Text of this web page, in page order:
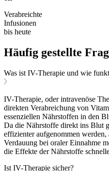
Verabreichte
Infusionen
bis heute
Häufig gestellte
Was ist IV-Therapie und wie
IV-Therapie, oder intravenöse
direkten Verabreichung von
essenziellen Nährstoffen in den
Da die Nährstoffe direkt ins Blut
effizienter aufgenommen
Verdauung bei oraler Einnahme
die Effekte der Nährstoffe
Ist IV-Therapie sicher?